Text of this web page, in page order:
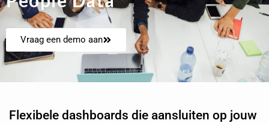
Vraag een demo aan
Flexibele dashboards die aansluiten op jouw